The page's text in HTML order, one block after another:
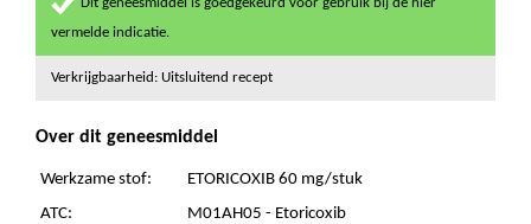
vermelde indicatie.
Verkrijgbaarheid: Uitsluitend recept
Over dit geneesmiddel
Werkzame stof:
ETORICOXIB 60 mg/stuk
ATC:
M01AH05 - Etoricoxib